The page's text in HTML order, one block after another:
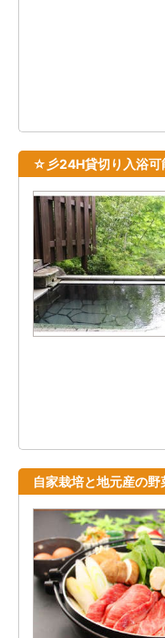
☆彡24H貸切り入浴可
自家栽培と地元産の